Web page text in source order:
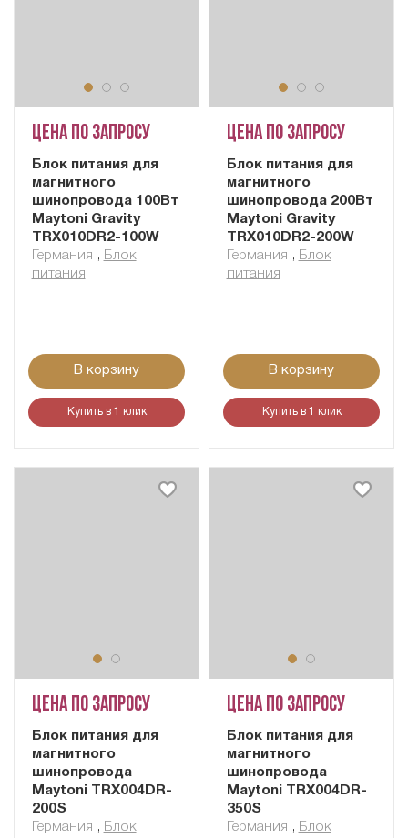
Цена по запросу
Блок питания для
магнитного
шинопровода 100Вт
Maytoni Gravity
TRX010DR2-100W
Германия , Блок
питания
В корзину
Купить в 1 клик
Цена по запросу
Блок питания для
магнитного
шинопровода 200Вт
Maytoni Gravity
TRX010DR2-200W
Германия , Блок
питания
В корзину
Купить в 1 клик
Цена по запросу
Блок питания для
магнитного
шинопровода
Maytoni TRX004DR-
200S
Германия , Блок
Цена по запросу
Блок питания для
магнитного
шинопровода
Maytoni TRX004DR-
350S
Германия , Блок